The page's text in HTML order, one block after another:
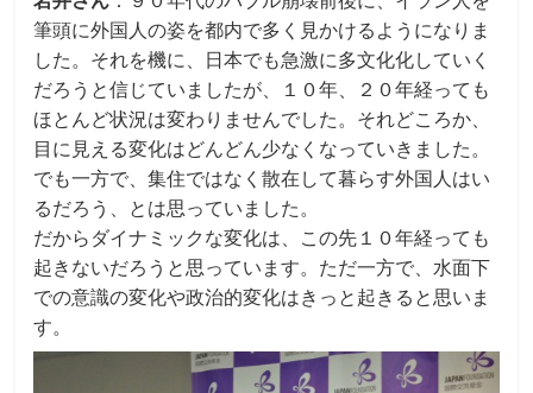
筆頭に外国人の姿を都内で多く見かけるようになりま
した。それを機に、日本でも急激に多文化化していく
だろうと信じていましたが、１０年、２０年経っても
ほとんど状況は変わりませんでした。それどころか、
目に見える変化はどんどん少なくなっていきました。
でも一方で、集住ではなく散在して暮らす外国人はい
るだろう、とは思っていました。
だからダイナミックな変化は、この先１０年経っても
起きないだろうと思っています。ただ一方で、水面下
での意識の変化や政治的変化はきっと起きると思いま
す。